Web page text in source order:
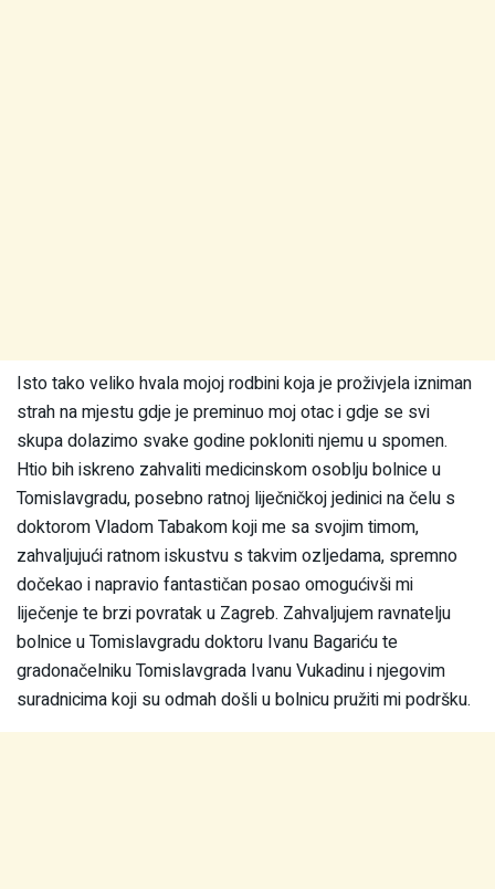
Isto tako veliko hvala mojoj rodbini koja je proživjela izniman
strah na mjestu gdje je preminuo moj otac i gdje se svi
skupa dolazimo svake godine pokloniti njemu u spomen.
Htio bih iskreno zahvaliti medicinskom osoblju bolnice u
Tomislavgradu, posebno ratnoj liječničkoj jedinici na čelu s
doktorom Vladom Tabakom koji me sa svojim timom,
zahvaljujući ratnom iskustvu s takvim ozljedama, spremno
dočekao i napravio fantastičan posao omogućivši mi
liječenje te brzi povratak u Zagreb. Zahvaljujem ravnatelju
bolnice u Tomislavgradu doktoru Ivanu Bagariću te
gradonačelniku Tomislavgrada Ivanu Vukadinu i njegovim
suradnicima koji su odmah došli u bolnicu pružiti mi podršku.